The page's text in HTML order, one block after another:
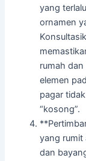
yang
ornamen
rumah
elemen
pagar
“kosong”.
yang rumit
dan